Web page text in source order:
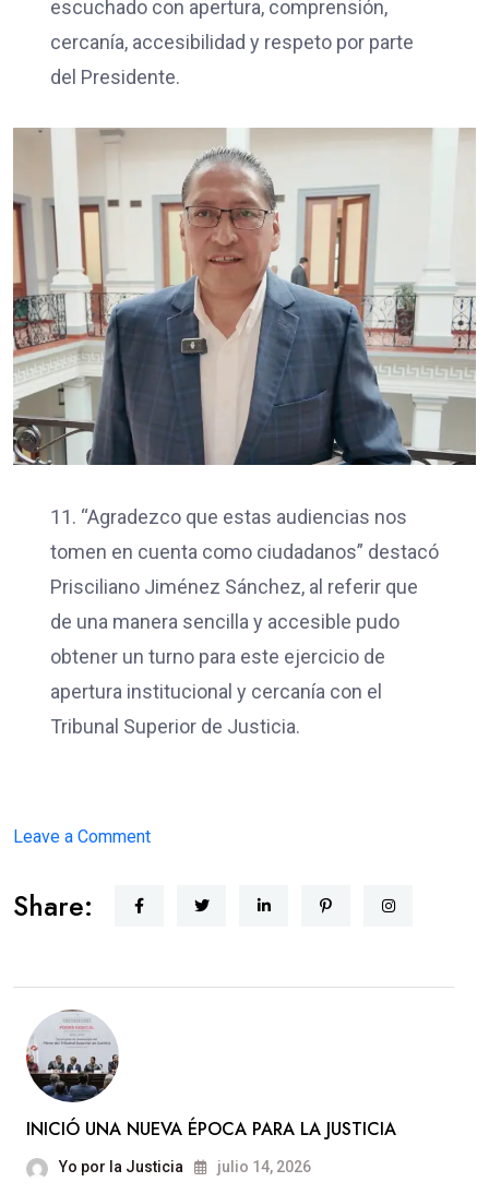
escuchado con apertura, comprensión,
cercanía, accesibilidad y respeto por parte
del Presidente.
11. “Agradezco que estas audiencias nos
tomen en cuenta como ciudadanos” destacó
Prisciliano Jiménez Sánchez, al referir que
de una manera sencilla y accesible pudo
obtener un turno para este ejercicio de
apertura institucional y cercanía con el
Tribunal Superior de Justicia.
Leave a Commenton
CERCANA
Share:
INICIÓ UNA NUEVA ÉPOCA PARA LA JUSTICIA
Yo por la Justicia julio 14, 2026